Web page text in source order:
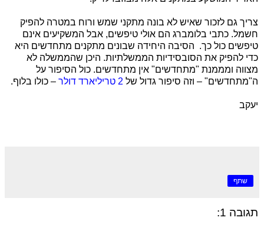
צריך גם לזכור שאיש לא בונה מתקני שמש ורוח במטרה להפיק
חשמל. כתבי בלומברג הם אולי טיפשים, אבל המשקיעים אינם
טיפשים כול כך. הסיבה היחידה שבונים מתקנים מתחדשים היא
כדי להפיק את הסובסידיות הממשלתיות. היכן שהממשלה לא
מצווה ומממנת "מתחדשים" אין מתחדשים. כול הסיפור על
ה"מתחדשים" – וזה סיפור גדול של 2 טריליארד דולר – כולו בלוף.
יעקב
שתף
תגובה 1: